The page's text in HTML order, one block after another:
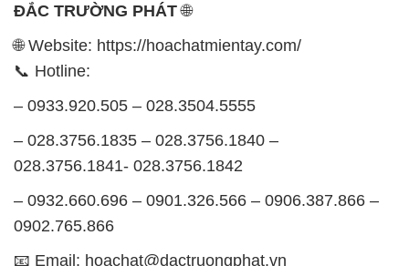
ĐẮC TRƯỜNG PHÁT🌐
🌐 Website: https://hoachatmientay.com/
📞 Hotline:
– 0933.920.505 – 028.3504.5555
– 028.3756.1835 – 028.3756.1840 –
028.3756.1841- 028.3756.1842
– 0932.660.696 – 0901.326.566 – 0906.387.866 –
0902.765.866
📧 Email: hoachat@dactruongphat.vn